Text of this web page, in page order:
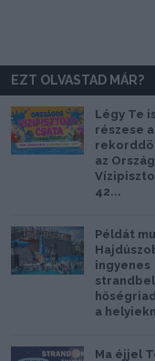
Impresszum
Szerzői
felhasználásához,
EZT OLVASTAD MÁR?
Légy Te is
részese a
az
42...
Példát
ingyenes
a
Ma éjjel